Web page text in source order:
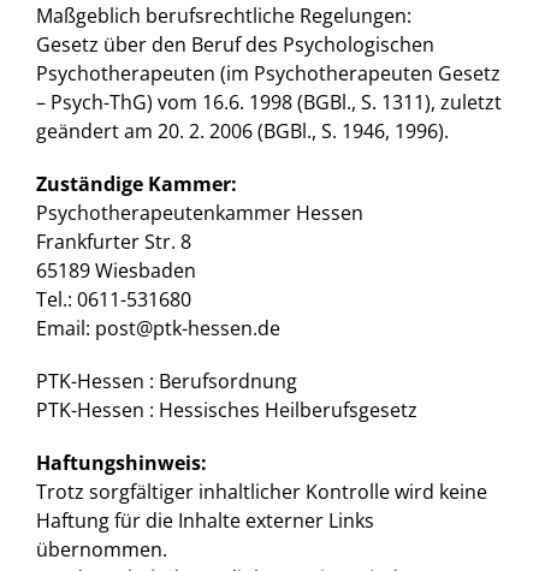
Maßgeblich berufsrechtliche Regelungen:
Gesetz über den Beruf des Psychologischen
Psychotherapeuten (im Psychotherapeuten Gesetz
– Psych-ThG) vom 16.6. 1998 (BGBl., S. 1311), zuletzt
geändert am 20. 2. 2006 (BGBl., S. 1946, 1996).
Zuständige Kammer:
Psychotherapeutenkammer Hessen
Frankfurter Str. 8
65189 Wiesbaden
Tel.: 0611-531680
Email: post@ptk-hessen.de
PTK-Hessen : Berufsordnung
PTK-Hessen : Hessisches Heilberufsgesetz
Haftungshinweis:
Trotz sorgfältiger inhaltlicher Kontrolle wird keine
Haftung für die Inhalte externer Links
übernommen.